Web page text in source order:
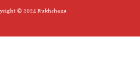
© 2024 Rukhshana